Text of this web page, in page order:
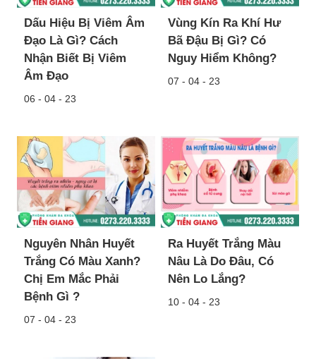
Dấu Hiệu Bị Viêm Âm
Đạo Là Gì? Cách
Nhận Biết Bị Viêm
Âm Đạo
06 - 04 - 23
Vùng Kín Ra Khí Hư
Bã Đậu Bị Gì? Có
Nguy Hiểm Không?
07 - 04 - 23
Nguyên Nhân Huyết
Trắng Có Màu Xanh?
Chị Em Mắc Phải
Bệnh Gì ?
07 - 04 - 23
Ra Huyết Trắng Màu
Nâu Là Do Đâu, Có
Nên Lo Lắng?
10 - 04 - 23